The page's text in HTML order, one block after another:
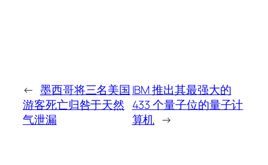
← 墨西哥将三名美国
游客死亡归咎于天然
气泄漏
IBM 推出其最强大的
433 个量子位的量子计
算机 →